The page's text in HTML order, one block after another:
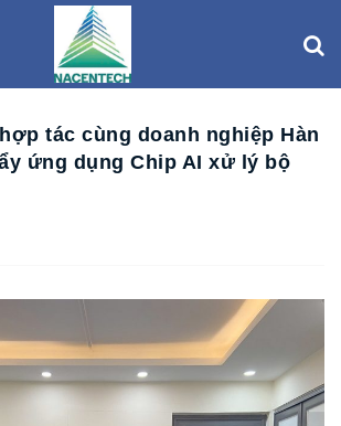
tác cùng doanh nghiệp Hàn
ứng dụng Chip AI xử lý bộ